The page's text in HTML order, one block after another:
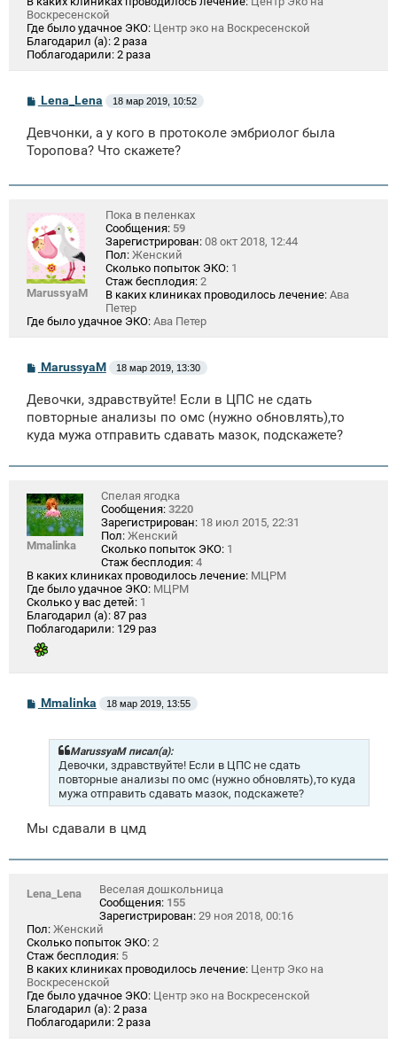
Воскресенской
Где было удачное ЭКО: Центр эко на Воскресенской
Благодарил (а): 2 раза
Поблагодарили: 2 раза
С
о
б
щ
и
Lena_Lena 18 мар 2019, 10:52
Девчонки, а у кого в протоколе эмбриолог была
Торопова? Что скажете?
MarussyaM
Пока в пеленках
Сообщения: 59
Зарегистрирован: 08 окт 2018, 12:44
Пол: Женский
Сколько попыток ЭКО: 1
Стаж бесплодия: 2
В каких клиниках проводилось лечение: Ава
Петер
Где было удачное ЭКО: Ава Петер
С
о
б
щ
н
е
MarussyaM 18 мар 2019, 13:30
Девочки, здравствуйте! Если в ЦПС не сдать
повторные анализы по омс (нужно обновлять),то
куда мужа отправить сдавать мазок, подскажете?
Mmalinka
Спелая ягодка
Сообщения: 3220
Зарегистрирован: 18 июл 2015, 22:31
Пол: Женский
Сколько попыток ЭКО: 1
Стаж бесплодия: 4
В каких клиниках проводилось лечение: МЦРМ
Где было удачное ЭКО: МЦРМ
Сколько у вас детей: 1
Благодарил (а): 87 раз
Поблагодарили: 129 раз
С
о
Mmalinka 18 мар 2019, 13:55
MarussyaM писал(а):
Девочки, здравствуйте! Если в ЦПС не сдать
повторные анализы по омс (нужно обновлять),то куда
мужа отправить сдавать мазок, подскажете?
Мы сдавали в цмд
Lena_Lena
Веселая дошкольница
Сообщения: 155
Зарегистрирован: 29 ноя 2018, 00:16
Пол: Женский
Сколько попыток ЭКО: 2
Стаж бесплодия: 5
В каких клиниках проводилось лечение: Центр Эко на
Воскресенской
Где было удачное ЭКО: Центр эко на Воскресенской
Благодарил (а): 2 раза
Поблагодарили: 2 раза